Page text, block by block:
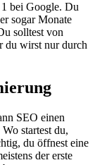
bei Google. Du
sogar Monate
solltest von
du wirst nur durch
SEO einen
startest du,
du öffnest eine
der erste